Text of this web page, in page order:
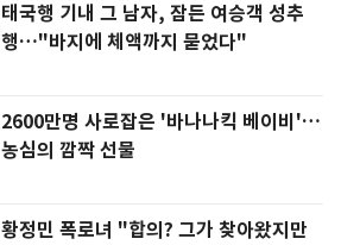
태국행 기내 그 남자, 잠든 여승객 성추
행…"바지에 체액까지 묻었다"
2600만명 사로잡은 '바나나킥 베이비'…
농심의 깜짝 선물
황정민 폭로녀 "합의? 그가 찾아왔지만